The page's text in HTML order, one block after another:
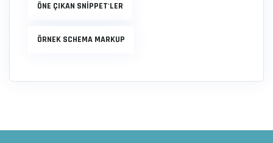
ÖNE ÇIKAN SNIPPET'LER
ÖRNEK SCHEMA MARKUP